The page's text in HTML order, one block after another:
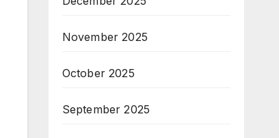
November 2025
October 2025
September 2025